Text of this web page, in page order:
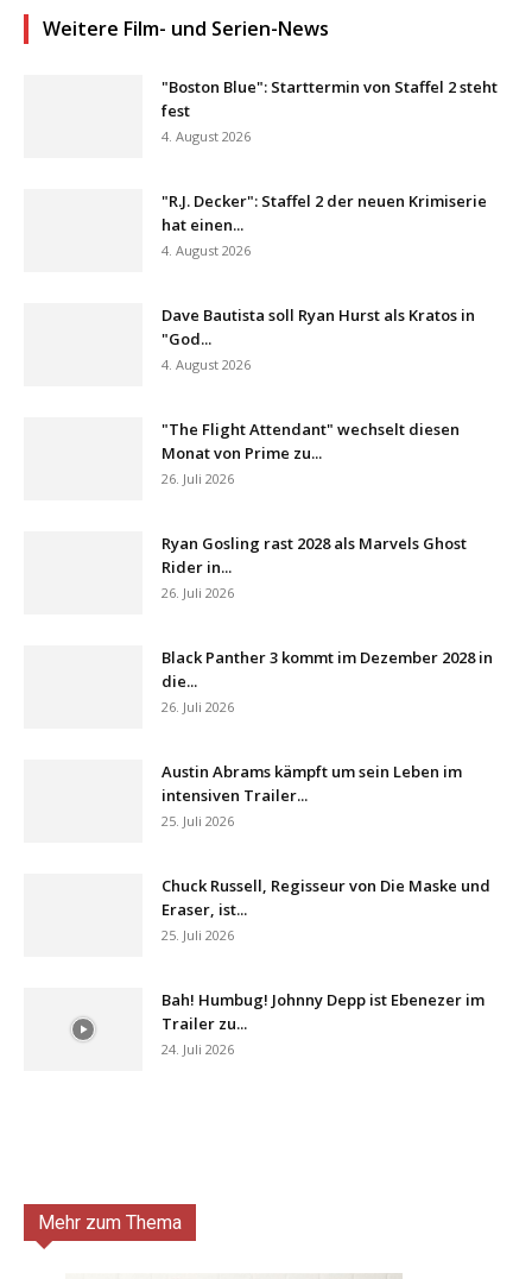
Weitere Film- und Serien-News
"Boston Blue": Starttermin von Staffel 2 steht
fest
4. August 2026
"R.J. Decker": Staffel 2 der neuen Krimiserie
hat einen...
4. August 2026
Dave Bautista soll Ryan Hurst als Kratos in
"God...
4. August 2026
"The Flight Attendant" wechselt diesen
Monat von Prime zu...
26. Juli 2026
Ryan Gosling rast 2028 als Marvels Ghost
Rider in...
26. Juli 2026
Black Panther 3 kommt im Dezember 2028 in
die...
26. Juli 2026
Austin Abrams kämpft um sein Leben im
intensiven Trailer...
25. Juli 2026
Chuck Russell, Regisseur von Die Maske und
Eraser, ist...
25. Juli 2026
Bah! Humbug! Johnny Depp ist Ebenezer im
Trailer zu...
24. Juli 2026
Mehr zum Thema